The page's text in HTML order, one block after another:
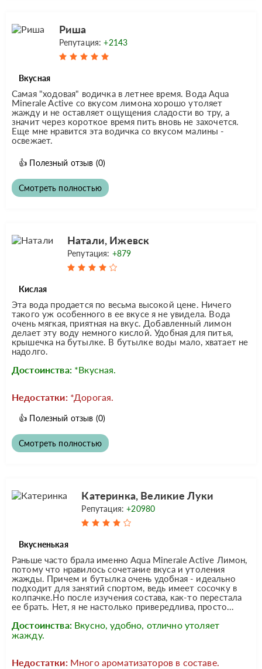
Риша
Репутация:+2143
Вкусная
Самая "ходовая" водичка в летнее время. Вода Aqua
Minerale Active со вкусом лимона хорошо утоляет
жажду и не оставляет ощущения сладости во тру, а
значит через короткое время пить вновь не захочется.
Еще мне нравится эта водичка со вкусом малины -
освежает.
👍 Полезный отзыв (0)
Смотреть полностью
Натали, Ижевск
Репутация: +879
Кислая
Эта вода продается по весьма высокой цене. Ничего
такого уж особенного в ее вкусе я не увидела. Вода
очень мягкая, приятная на вкус. Добавленный лимон
делает эту воду немного кислой. Удобная для питья,
крышечка на бутылке. В бутылке воды мало, хватает не
надолго.
Достоинства: *Вкусная.
Недостатки: *Дорогая.
👍 Полезный отзыв (0)
Смотреть полностью
Катеринка, Великие Луки
Репутация:+20980
Вкусненькая
Раньше часто брала именно Aqua Minerale Active Лимон,
потому что нравилось сочетание вкуса и утоления
жажды. Причем и бутылка очень удобная - идеально
подходит для занятий спортом, ведь имеет сосочку в
колпачке.Но после изучения состава, как-то перестала
ее брать. Нет, я не настолько привередлива, просто...
Достоинства: Вкусно, удобно, отлично утоляет
жажду.
Недостатки: Много ароматизаторов в составе.